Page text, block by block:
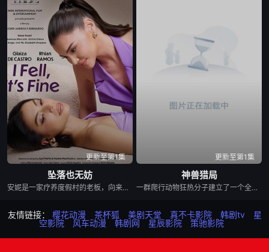
更新至第1集
坠落也无妨
安妮是一家疗养度假村的老板，向来对人处处设防。当她遇见那位名叫奇克斯的脱俗女子后，原本被牢牢掌控的生活，开始以一种最治愈的方式分崩离析。
更新至第1集
神兽猎局
一群爬行动物狂热分子建立了一个全球走私帝国，而一个好斗的动物警察团队冒着一切风险阻止他们。
友情链接： 樱花动漫 茶杯狐 美剧天堂 真不卡影院 韩剧tv
星
空影院
风车动漫 韩剧网 星辰影院 策驰影院